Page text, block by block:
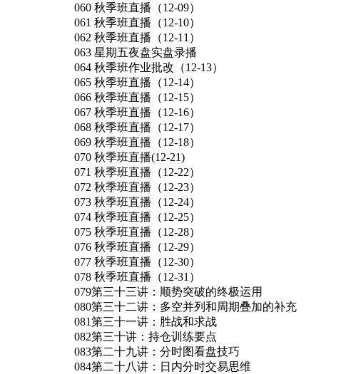
060 秋季班直播（12-09）
061 秋季班直播（12-10）
062 秋季班直播（12-11）
063 星期五夜盘实盘录播
064 秋季班作业批改（12-13）
065 秋季班直播（12-14）
066 秋季班直播（12-15）
067 秋季班直播（12-16）
068 秋季班直播（12-17）
069 秋季班直播（12-18）
070 秋季班直播(12-21)
071 秋季班直播（12-22）
072 秋季班直播（12-23）
073 秋季班直播（12-24）
074 秋季班直播（12-25）
075 秋季班直播（12-28）
076 秋季班直播（12-29）
077 秋季班直播（12-30）
078 秋季班直播（12-31）
079第三十三讲：顺势突破的终极运用
080第三十二讲：多空并列和周期叠加的补充
081第三十一讲：胜战和求战
082第三十讲：持仓训练要点
083第二十九讲：分时图看盘技巧
084第二十八讲：日内分时交易思维